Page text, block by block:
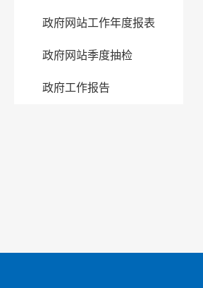
政府网站工作年度报表
政府网站季度抽检
政府工作报告